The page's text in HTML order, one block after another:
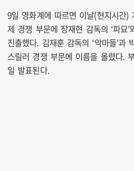
9일 영화계에 따르면 이날(현지시간)
제 경쟁 부문에 장재현 감독의 ‘파묘
진출했다. 김재훈 감독의 ‘악마들’과
스릴러 경쟁 부문에 이름을 올렸다.
일 발표된다.